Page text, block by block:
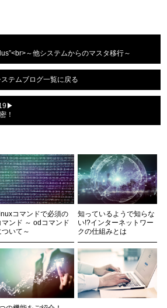
～他システムからのマスタ移行～
ステムブログ一覧に戻る
！
コマンドで必須の
マンド ～ odコマンド
ついて～
知っているようで知らな
い!?インターネットワー
クの仕組みとは